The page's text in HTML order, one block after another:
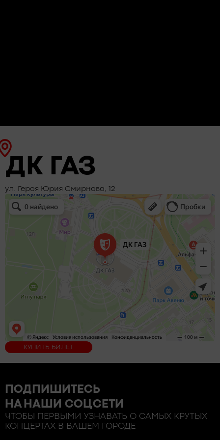
ДК ГАЗ
ул. Героя Юрия Смирнова, 12
КУПИТЬ БИЛЕТ
ПОДПИШИТЕСЬ
НА НАШИ СОЦСЕТИ
ЧТОБЫ ПЕРВЫМИ УЗНАВАТЬ О САМЫХ КРУТЫХ
КОНЦЕРТАХ В ВАШЕМ ГОРОДЕ